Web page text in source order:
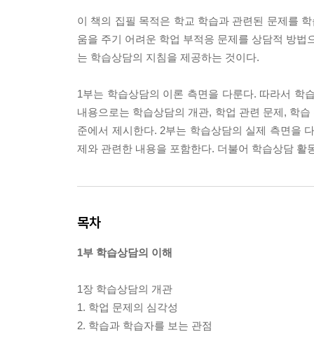
이 책의 집필 목적은 학교 학습과 관련된 문제를
움을 주기 어려운 학업 부적응 문제를 상담적 방
는 학습상담의 지침을 제공하는 것이다.
1부는 학습상담의 이론 측면을 다룬다. 따라서 학
내용으로는 학습상담의 개관, 학업 관련 문제, 학
준에서 제시한다. 2부는 학습상담의 실제 측면을
제와 관련한 내용을 포함한다. 더불어 학습상담
목차
1부 학습상담의 이해
1장 학습상담의 개관
1. 학업 문제의 심각성
2. 학습과 학습자를 보는 관점